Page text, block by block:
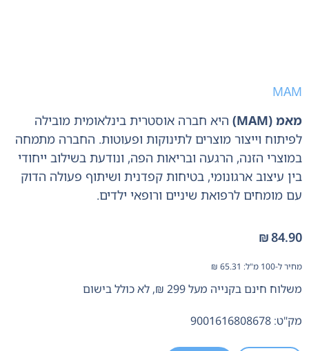
MAM
מאמ (MAM)
היא חברה אוסטרית בינלאומית מובילה
לפיתוח וייצור מוצרים לתינוקות ופעוטות. החברה מתמחה
במוצרי הזנה, הרגעה ובריאות הפה, ונודעת בשילוב ייחודי
בין עיצוב ארגונומי, בטיחות קפדנית ושיתוף פעולה הדוק
עם מומחים לרפואת שיניים ורופאי ילדים.
₪84.90
מחיר ל-100 מ"ל: ₪ 65.31
משלוח חינם בקנייה מעל 299 ₪, לא כולל בישום
מק"ט: 9001616808678